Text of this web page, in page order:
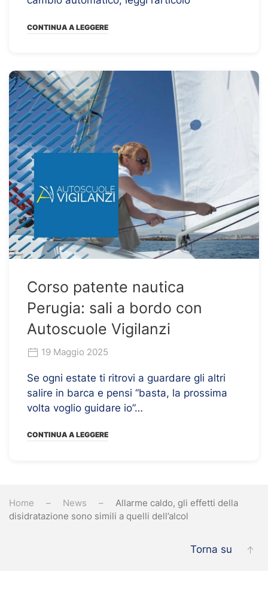
CONTINUA A LEGGERE
Corso patente nautica
Perugia: sali a bordo con
Autoscuole Vigilanzi
19 Maggio 2025
Se ogni estate ti ritrovi a guardare gli altri
salire in barca e pensi “basta, la prossima
volta voglio guidare io”…
CONTINUA A LEGGERE
Home News
Allarme caldo, gli effetti della
disidratazione sono simili a quelli dell’alcol
Torna su